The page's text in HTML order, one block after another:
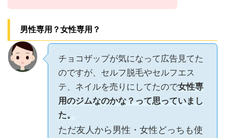
男性専用？女性専用？
チョコザップが気になって広告見てた
のですが、セルフ脱毛やセルフエス
テ、ネイルを売りにしてたので女性専
用のジムなのかな？って思っていまし
た。
ただ友人から男性・女性どっちも使